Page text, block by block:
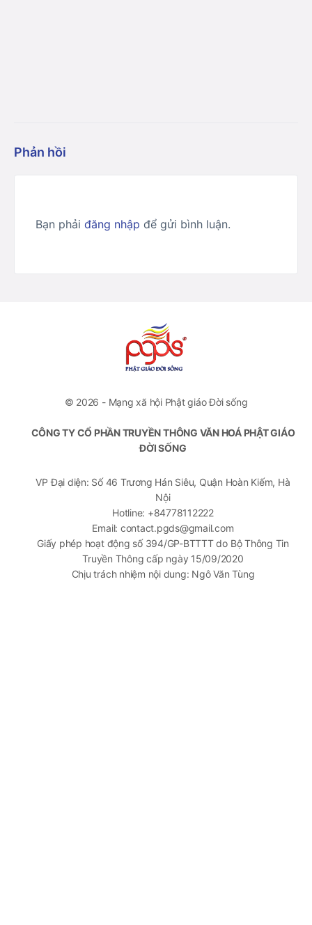
Phản hồi
Bạn phải đăng nhập để gửi bình luận.
© 2026 - Mạng xã hội Phật giáo Đời sống
CÔNG TY CỔ PHẦN TRUYỀN THÔNG VĂN HOÁ PHẬT GIÁO
ĐỜI SỐNG
VP Đại diện: Số 46 Trương Hán Siêu, Quận Hoàn Kiếm, Hà
Nội
Hotline: +84778112222
Email: contact.pgds@gmail.com
Giấy phép hoạt động số 394/GP-BTTTT do Bộ Thông Tin
Truyền Thông cấp ngày 15/09/2020
Chịu trách nhiệm nội dung: Ngô Văn Tùng